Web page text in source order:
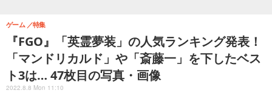
『FGO』「英霊夢装」の人気ランキング発表！
「マンドリカルド」や「斎藤一」を下したベス
ト3は… 47枚目の写真・画像
ゲーム 特集
2022.8.8 Mon 11:10